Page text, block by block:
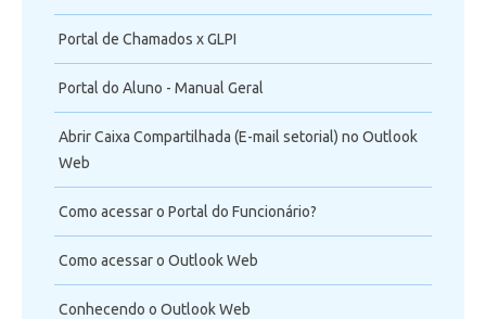
Portal de Chamados x GLPI
Portal do Aluno - Manual Geral
Abrir Caixa Compartilhada (E-mail setorial) no Outlook
Web
Como acessar o Portal do Funcionário?
Como acessar o Outlook Web
Conhecendo o Outlook Web